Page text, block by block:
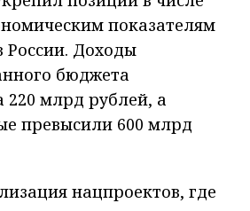
показателям
России. Доходы
бюджета
220 млрд рублей, а
превысили 600 млрд
нацпроектов, где